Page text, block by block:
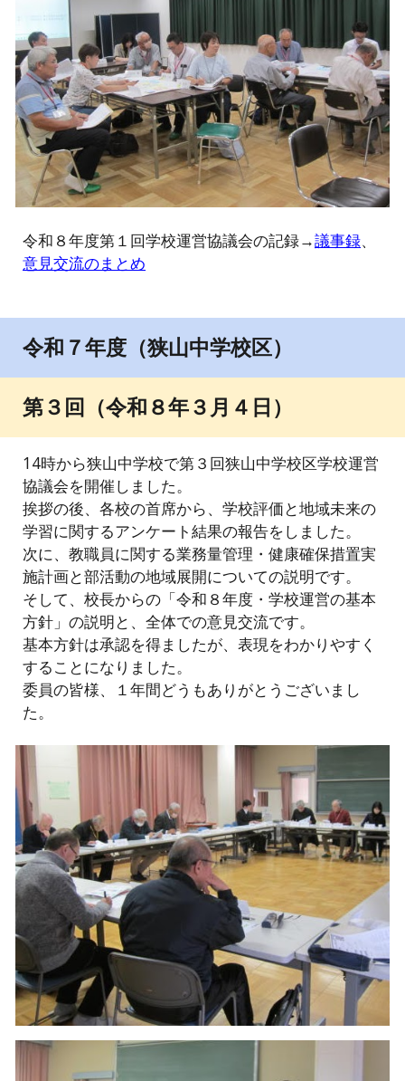
令和８年度第１回学校運営協議会の記録→議事録、
意見交流のまとめ
令和７年度（狭山中学校区）
第３回（令和８年３月４日）
14時から狭山中学校で第３ 回狭山中学校区学校運営
協議会を開催しました。
挨拶の後、各校の首席から、学校評価と地域未来の
学習に関するアンケート結果の報告をしました。
次に、教職員に関する業務量管理・健康確保措置実
施計画と部活動の地域展開についての説明です。
そして、校長からの「令和８年度・学校運営の基本
方針」の説明と、全体での意見交流です。
基本方針は承認を得ましたが、表現をわかりやすく
することになりました。
委員の皆様、１年間どうもありがとうございまし
た。